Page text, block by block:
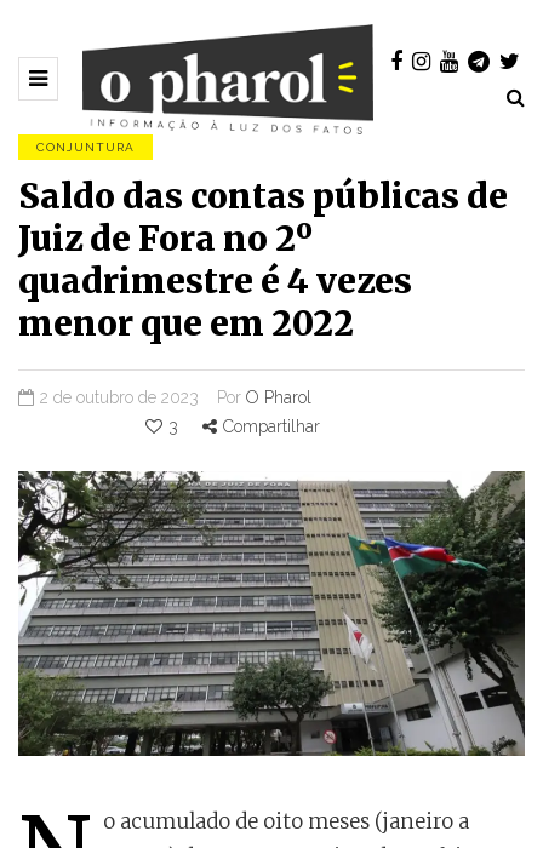
CONJUNTURA
Saldo das contas públicas de
Juiz de Fora no 2º
quadrimestre é 4 vezes
menor que em 2022
2 de outubro de 2023 Por O Pharol
3
Compartilhar
o acumulado de oito meses (janeiro a